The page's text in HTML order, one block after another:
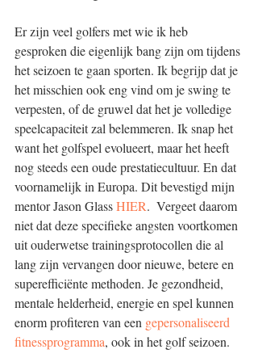
Er zijn veel golfers met wie ik heb
gesproken die eigenlijk bang zijn om tijdens
het seizoen te gaan sporten. Ik begrijp dat je
het misschien ook eng vind om je swing te
verpesten, of de gruwel dat het je volledige
speelcapaciteit zal belemmeren. Ik snap het
want het golfspel evolueert, maar het heeft
nog steeds een oude prestatiecultuur. En dat
voornamelijk in Europa. Dit bevestigd mijn
mentor Jason Glass HIER.  Vergeet daarom
niet dat deze specifieke angsten voortkomen
uit ouderwetse trainingsprotocollen die al
lang zijn vervangen door nieuwe, betere en
superefficiënte methoden. Je gezondheid,
mentale helderheid, energie en spel kunnen
enorm profiteren van een gepersonaliseerd
fitnessprogramma, ook in het golf seizoen.